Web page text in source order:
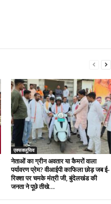
एक्सक्लूसिव
नेताओं का ग्रीन अवतार या कैमरों वाला
पर्यावरण प्रेम? वीआईपी काफिला छोड़ जब ई-
रिक्शा पर चमके मंत्री जी, बुंदेलखंड की
जनता ने पूछे तीखे...